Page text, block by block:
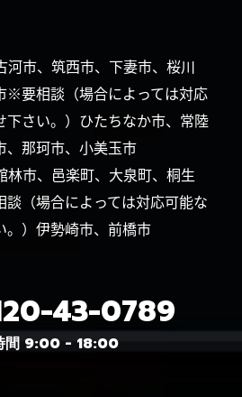
市、筑西市、下妻市、桜川
※要相談（場合によっては対応
下さい。）ひたちなか市、常陸
、那珂市、小美玉市
市、邑楽町、大泉町、桐生
（場合によっては対応可能な
。）伊勢崎市、前橋市
43-0789
間 9:00 - 18:00